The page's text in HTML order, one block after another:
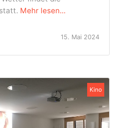
Mehr lesen...
15. Mai 2024
Kino